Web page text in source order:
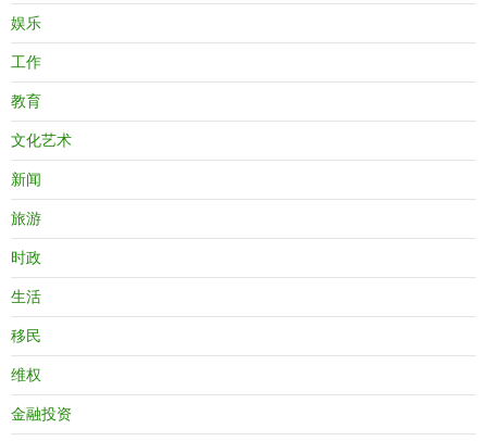
娱乐
工作
教育
文化艺术
新闻
旅游
时政
生活
移民
维权
金融投资